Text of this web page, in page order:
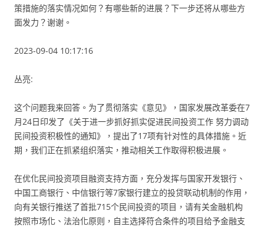
策措施的落实情况如何？有哪些新的进展？下一步还将从哪些方
面发力？谢谢。
2023-09-04 10:17:16
丛亮:
这个问题我来回答。为了贯彻落实《意见》，国家发展改革委在7
月24日印发了《关于进一步抓好抓实促进民间投资工作 努力调动
民间投资积极性的通知》，提出了17项有针对性的具体措施。近
期，我们正在抓紧组织落实，推动相关工作取得积极进展。
在优化民间投资项目融资支持方面，充分发挥与国家开发银行、
中国工商银行、中信银行等7家银行建立的投贷联动机制的作用，
向有关银行推送了首批715个民间投资的项目，请有关金融机构
按照市场化、法治化原则，自主选择符合条件的项目给予金融支